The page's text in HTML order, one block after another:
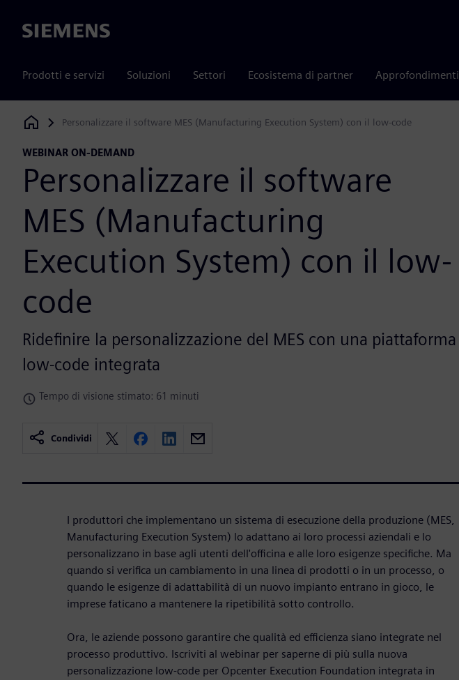
Siemens
Prodotti e servizi Soluzioni Settori Ecosistema di partner Approfondimenti
Siemens Digital Industries Software
Personalizzare il software MES (Manufacturing Execution System) con il low-code
WEBINAR ON-DEMAND
Personalizzare il software
MES (Manufacturing
Execution System) con il low-
code
Ridefinire la personalizzazione del MES con una piattaforma
low-code integrata
Tempo di visione stimato: 61 minuti
Condividi
I produttori che implementano un sistema di esecuzione della produzione (MES,
Manufacturing Execution System) lo adattano ai loro processi aziendali e lo
personalizzano in base agli utenti dell'officina e alle loro esigenze specifiche. Ma
quando si verifica un cambiamento in una linea di prodotti o in un processo, o
quando le esigenze di adattabilità di un nuovo impianto entrano in gioco, le
imprese faticano a mantenere la ripetibilità sotto controllo.
Ora, le aziende possono garantire che qualità ed efficienza siano integrate nel
processo produttivo. Iscriviti al webinar per saperne di più sulla nuova
personalizzazione low-code per Opcenter Execution Foundation integrata in